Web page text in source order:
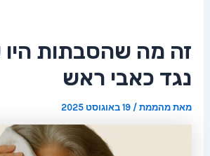
זה מה שהסבתות היו
נגד כאבי ראש
מאתמהממת/19 באוגוסט 2025